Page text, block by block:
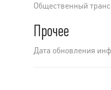
Общественный
Прочее
Дата обновления